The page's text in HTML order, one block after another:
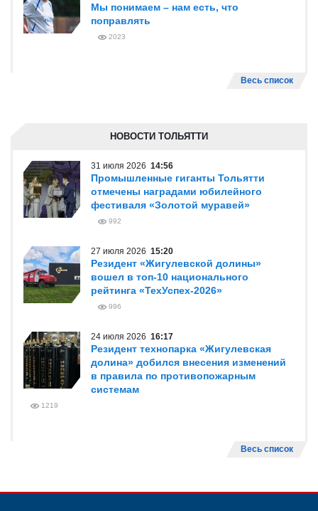
Мы понимаем – нам есть, что
поправлять
2023
Весь список
НОВОСТИ ТОЛЬЯТТИ
31 июля 2026 14:56
Промышленные гиганты Тольятти
отмечены наградами юбилейного
фестиваля «Золотой муравей»
992
27 июля 2026 15:20
Резидент «Жигулевской долины»
вошел в топ-10 национального
рейтинга «ТехУспех-2026»
996
24 июля 2026 16:17
Резидент технопарка «Жигулевская
долина» добился внесения изменений
в правила по противопожарным
системам
1219
Весь список